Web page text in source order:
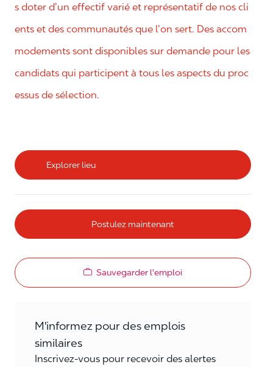
s doter d’un effectif varié et représentatif de nos cli
ents et des communautés que l’on sert. Des accom
modements sont disponibles sur demande pour les
candidats qui participent à tous les aspects du proc
essus de sélection.
Explorer lieu
Postulez maintenant
Sauvegarder l'emploi
M'informez pour des emplois
similaires
Inscrivez-vous pour recevoir des alertes